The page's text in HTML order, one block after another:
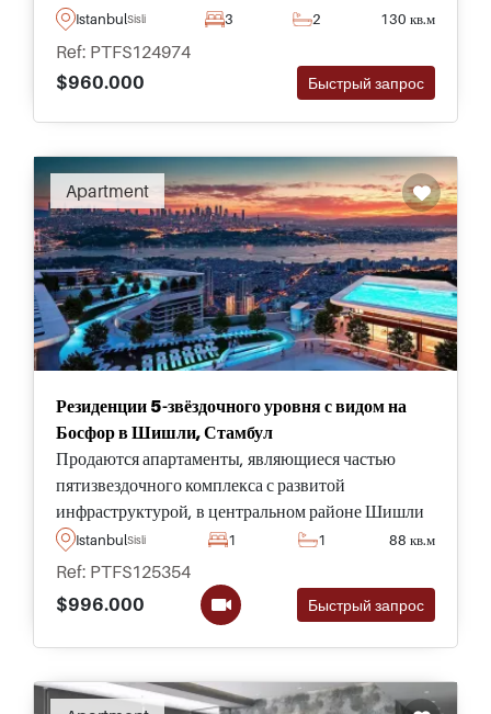
проживанию семьи – всего в нескольких минутах
транспорта.
IstanbulSisli 3 2 130 кв.м
Ref: PTFS124974
$960.000
Быстрый запрос
Apartment
Резиденции 5-звёздочного уровня с видом на
Босфор в Шишли, Стамбул
Продаются апартаменты, являющиеся частью
пятизвездочного комплекса с развитой
инфраструктурой, в центральном районе Шишли
в Стамбуле и имеют террасы с видом на
Босфорское море.
IstanbulSisli 1 1 88 кв.м
Ref: PTFS125354
$996.000
Быстрый запрос